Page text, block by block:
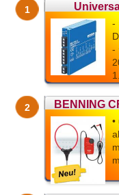
1
-
-
2 BENNING